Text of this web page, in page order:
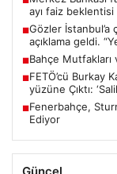
ayı faiz
■Gözler İstanbul’a
açıklama geldi.
■Bahçe Mutfakları
■FETÖ’cü Burkay
yüzüne Çıktı:
■Fenerbahçe,
Ediyor